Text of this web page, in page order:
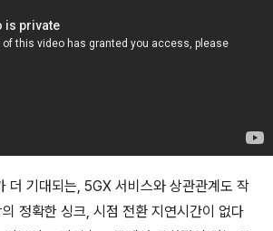
더 기대되는, 5GX 서비스와 상관관계도 작
정확한 싱크, 시점 전환 지연시간이 없다